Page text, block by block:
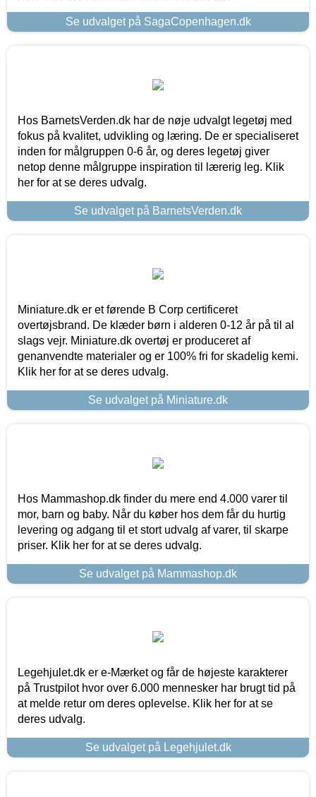
Se udvalget på SagaCopenhagen.dk
Hos BarnetsVerden.dk har de nøje udvalgt legetøj med
fokus på kvalitet, udvikling og læring. De er specialiseret
inden for målgruppen 0-6 år, og deres legetøj giver
netop denne målgruppe inspiration til lærerig leg. Klik
her for at se deres udvalg.
Se udvalget på BarnetsVerden.dk
Miniature.dk er et førende B Corp certificeret
overtøjsbrand. De klæder børn i alderen 0-12 år på til al
slags vejr. Miniature.dk overtøj er produceret af
genanvendte materialer og er 100% fri for skadelig kemi.
Klik her for at se deres udvalg.
Se udvalget på Miniature.dk
Hos Mammashop.dk finder du mere end 4.000 varer til
mor, barn og baby. Når du køber hos dem får du hurtig
levering og adgang til et stort udvalg af varer, til skarpe
priser. Klik her for at se deres udvalg.
Se udvalget på Mammashop.dk
Legehjulet.dk er e-Mærket og får de højeste karakterer
på Trustpilot hvor over 6.000 mennesker har brugt tid på
at melde retur om deres oplevelse. Klik her for at se
deres udvalg.
Se udvalget på Legehjulet.dk